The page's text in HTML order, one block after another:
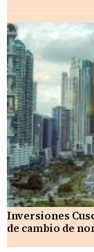
Inversiones
de cambio de